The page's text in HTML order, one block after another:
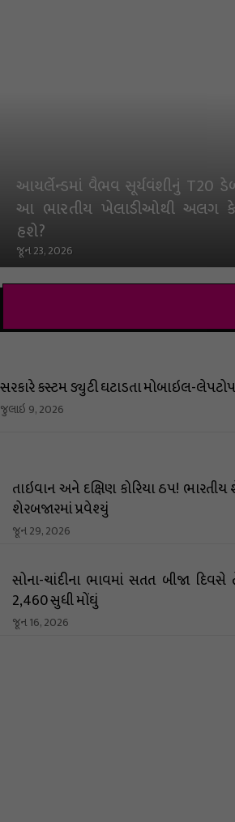
આયર્લેન્ડમાં વૈભવ સૂર્યવંશીનું T20
આ ભારતીય ખેલાડીઓથી અલગ
હશે?
જૂન 23, 2026
સરકારે કસ્ટમ ડ્યુટી ઘટાડતા મોબાઇલ-
જુલાઇ 9, 2026
તાઇવાન અને દક્ષિણ કોરિયા ઠપ! ભારતીય
શેરબજારમાં પ્રવેશ્યું
જૂન 29, 2026
સોના-ચાંદીના ભાવમાં સતત બીજા
₹2,460 સુધી મોંઘું
જૂન 16, 2026